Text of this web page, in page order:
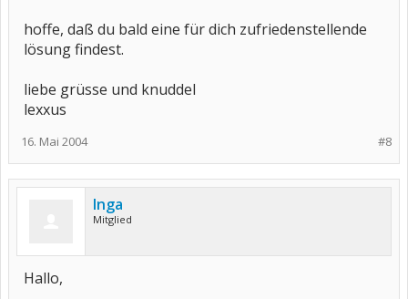
hoffe, daß du bald eine für dich zufriedenstellende
lösung findest.
liebe grüsse und knuddel
lexxus
#8
16. Mai 2004
Inga
Mitglied
Hallo,